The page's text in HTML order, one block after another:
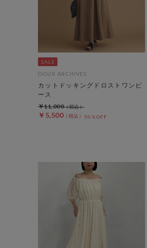
DOUX ARCHIVES
カットドッキングドロストワンピ
ース
￥5,500 50％OFF
￥11,000